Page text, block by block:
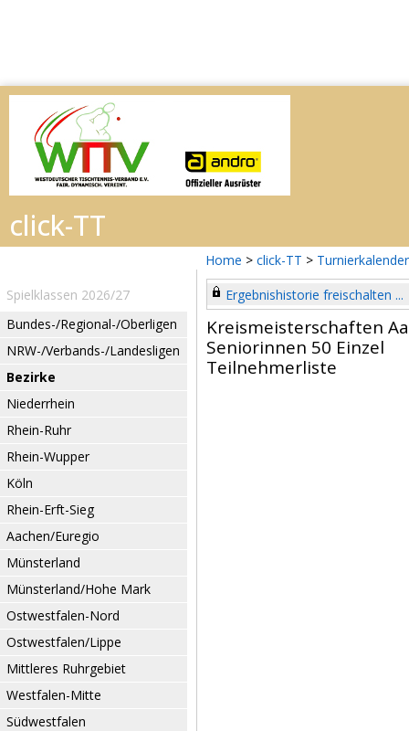
Home > click-TT > Turnierkalender
Spielklassen 2026/27
Bundes-/Regional-/Oberligen
NRW-/Verbands-/Landesligen
Bezirke
Niederrhein
Rhein-Ruhr
Rhein-Wupper
Köln
Rhein-Erft-Sieg
Aachen/Euregio
Münsterland
Münsterland/Hohe Mark
Ostwestfalen-Nord
Ostwestfalen/Lippe
Mittleres Ruhrgebiet
Westfalen-Mitte
Südwestfalen
Ergebnishistorie freischalten ...
Kreismeisterschaften
Seniorinnen 50 Einzel
Teilnehmerliste